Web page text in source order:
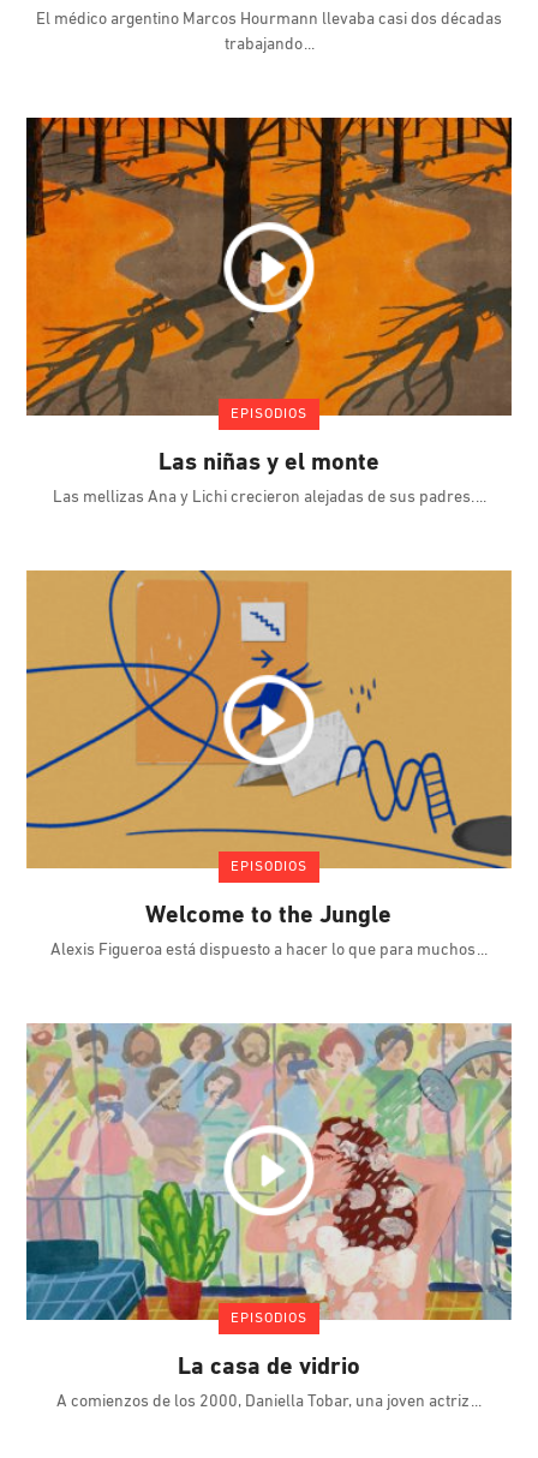
El médico argentino Marcos Hourmann llevaba casi dos décadas
trabajando
EPISODIOS
Las niñas y el monte
Las mellizas Ana y Lichi crecieron alejadas de sus padres.
EPISODIOS
Welcome to the Jungle
Alexis Figueroa está dispuesto a hacer lo que para muchos
EPISODIOS
La casa de vidrio
A comienzos de los 2000, Daniella Tobar, una joven actriz